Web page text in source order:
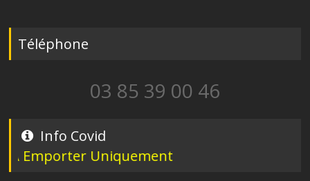
Téléphone
03 85 39 00 46
Info Covid
Uniquement